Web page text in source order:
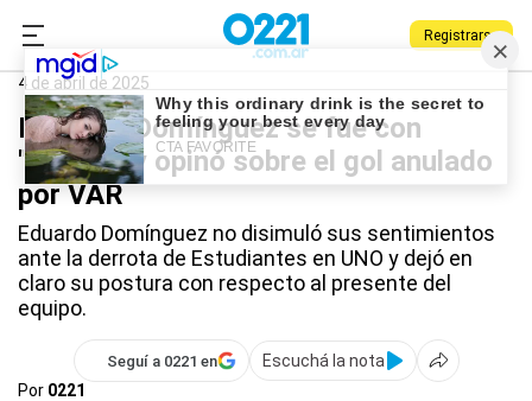
Registrarse
0221.com.ar Deportes
Eduardo Domínguez
4 de abril de 2025
Eduardo Domínguez se fue con
"bronca" y opinó sobre el gol anulado
por VAR
Eduardo Domínguez no disimuló sus sentimientos
ante la derrota de Estudiantes en UNO y dejó en
claro su postura con respecto al presente del
equipo.
Seguí a 0221 en
Escuchá la nota
Por 0221